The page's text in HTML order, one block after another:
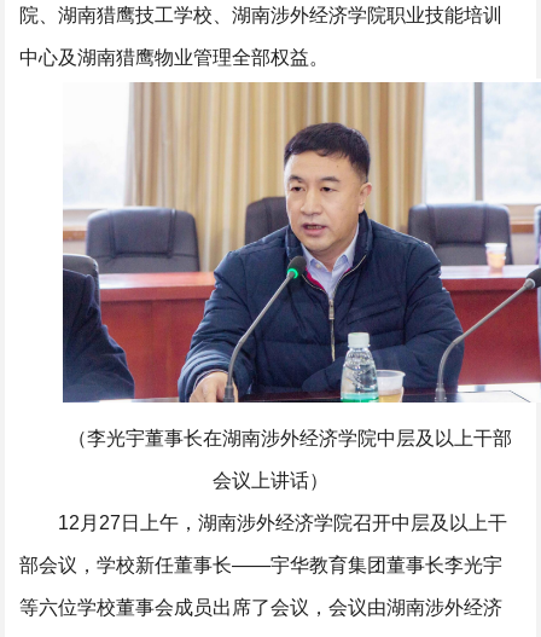
院、湖南猎鹰技工学校、湖南涉外经济学院职业技能培训
中心及湖南猎鹰物业管理全部权益。
（李光宇董事长在湖南涉外经济学院中层及以上干部
会议上讲话）
12月27日上午，湖南涉外经济学院召开中层及以上干
部会议，学校新任董事长——宇华教育集团董事长李光宇
等六位学校董事会成员出席了会议，会议由湖南涉外经济